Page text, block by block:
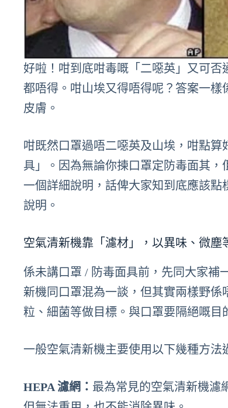
好啦！咁到底咁毒嘅「二噁英」又可
都唔得。咁山埃又得唔得呢？答案一
皮膚。
咁既然口罩過唔二噁英及山埃，咁點
具」。因為無論你揀口罩定防毒面其
一個詳細說明，話俾大家知到底應該
說明。
空氣清新機靠「濾材」，以異味、微塵
係未講口罩 / 防毒面具前，先同大家補
新機同口罩混為一談，但其實兩樣野
粒、細菌等做目標。與口罩要隔絕嘅目
一般空氣清新機主要使用以下幾種方法
HEPA 濾網： 最為常見的空氣清新機濾